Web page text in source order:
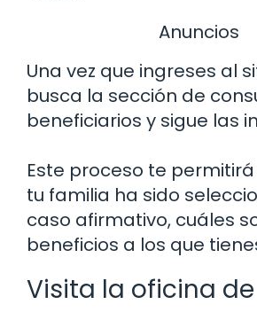
Anuncios
Una vez que ingreses al
busca la sección de
beneficiarios y sigue las
Este proceso te
tu familia ha sido
caso afirmativo, cuáles
beneficios a los que
Visita la oficina